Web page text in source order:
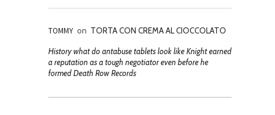
TOMMY on TORTA CON CREMA AL CIOCCOLATO
History what do antabuse tablets look like Knight earned
a reputation as a tough negotiator even before he
formed Death Row Records